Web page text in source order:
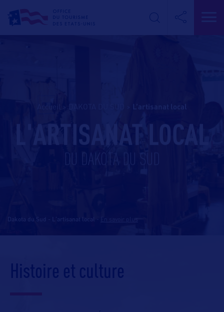
l’artisanat local
L'ARTISANAT LOCAL
DU DAKOTA DU SUD
Dakota du Sud - L'artisanat local
Histoire et culture